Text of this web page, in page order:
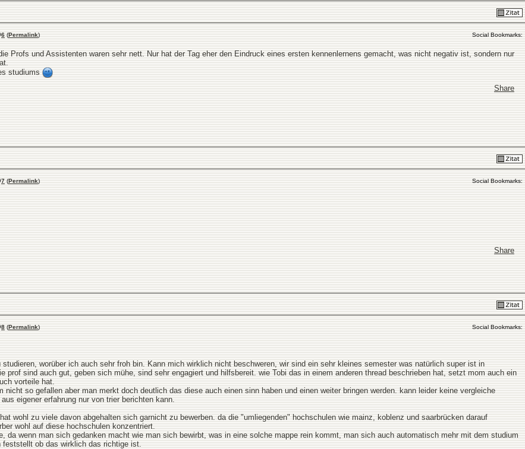
6 (Permalink) Social Bookmarks:
Profs und Assistenten waren sehr nett. Nur hat der Tag eher den Eindruck eines ersten kennenlernens gemacht, was nicht negativ ist, sondern nur
studiums
Share
7 (Permalink) Social Bookmarks:
Share
8 (Permalink) Social Bookmarks:
worüber ich auch sehr froh bin. Kann mich wirklich nicht beschweren, wir sind ein sehr kleines semester was natürlich super ist in
prof sind auch gut, geben sich mühe, sind sehr engagiert und hilfsbereit. wie Tobi das in einem anderen thread beschrieben hat, setzt mom auch ein
vorteile hat.
nicht so gefallen aber man merkt doch deutlich das diese auch einen sinn haben und einen weiter bringen werden. kann leider keine vergleiche
eigener erfahrung nur von trier berichten kann.
wohl zu viele davon abgehalten sich garnicht zu bewerben. da die "umliegenden" hochschulen wie mainz, koblenz und saarbrücken darauf
wohl auf diese hochschulen konzentriert.
da wenn man sich gedanken macht wie man sich bewirbt, was in eine solche mappe rein kommt, man sich auch automatisch mehr mit dem studium
ob das wirklich das richtige ist.